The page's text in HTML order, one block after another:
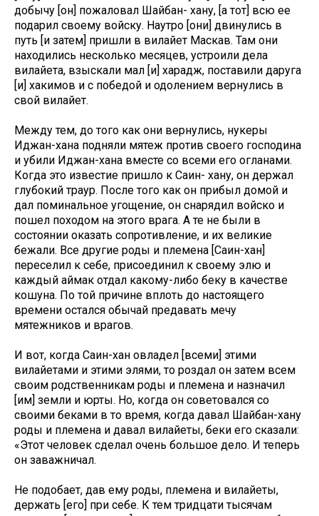
добычу [он] пожаловал Шайбан- хану, [а тот] всю ее
подарил своему войску. Наутро [они] двинулись в
путь [и затем] пришли в вилайет Маскав. Там они
находились несколько месяцев, устроили дела
вилайета, взыскали мал [и] харадж, поставили даруга
[и] хакимов и с победой и одолением вернулись в
свой вилайет.
Между тем, до того как они вернулись, нукеры
Иджан-хана подняли мятеж против своего господина
и убили Иджан-хана вместе со всеми его огланами.
Когда это известие пришло к Саин- хану, он держал
глубокий траур. После того как он прибыл домой и
дал поминальное угощение, он снарядил войско и
пошел походом на этого врага. А те не были в
состоянии оказать сопротивление, и их великие
бежали. Все другие роды и племена [Саин-хан]
переселил к себе, присоединил к своему элю и
каждый аймак отдал какому-либо беку в качестве
кошуна. По той причине вплоть до настоящего
времени остался обычай предавать мечу
мятежников и врагов.
И вот, когда Саин-хан овладел [всеми] этими
вилайетами и этими элями, то роздал он затем всем
своим родственникам роды и племена и назначил
[им] земли и юрты. Но, когда он советовался со
своими беками в то время, когда давал Шайбан-хану
роды и племена и давал вилайеты, беки его сказали:
«Этот человек сделал очень большое дело. И теперь
он заважничал.
Не подобает, дав ему роды, племена и вилайеты,
держать [его] при себе. К тем тридцати тысячам